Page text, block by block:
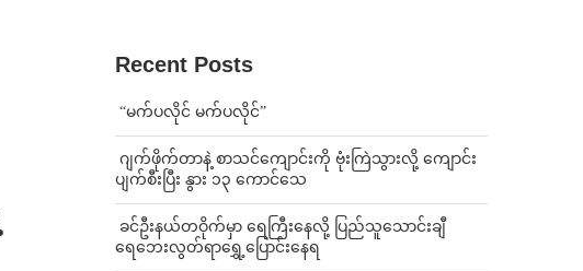
Recent Posts
⁨ ⁨“မက်ပလိုင် မက်ပလိုင်”
⁨⁩ ⁨ဂျက်ဖိုက်တာနဲ့ စာသင်ကျောင်းကို ဗုံးကြဲသွားလို့ ကျောင်း
ပျက်စီးပြီး နွား ၁၃ ကောင်သေ
⁩ ⁨ခင်ဦးနယ်တဝိုက်မှာ ရေကြီးနေလို့ ပြည်သူသောင်းချီ
ရေဘေးလွတ်ရာရွှေ့ပြောင်းနေရ